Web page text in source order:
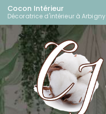
Aller
au
contenu
principal
Cocon Intérieur
Décoratrice d'intérieur à Arbigny